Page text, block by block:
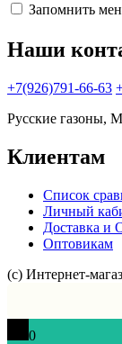
Запомнить
Наши
+7(926)791-66-63
Русские газоны,
Клиентам
Список
Личный
Доставка и
Оптовикам
(с) Интернет-
0